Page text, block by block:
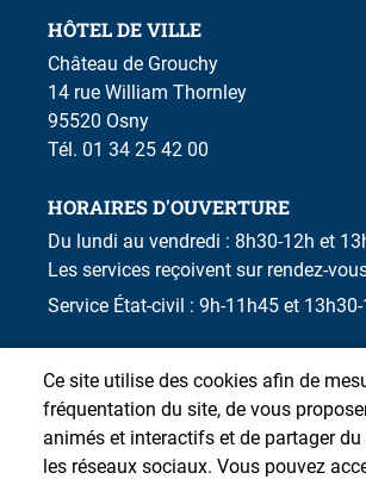
HÔTEL DE VILLE
Château de Grouchy
14 rue William Thornley
95520 Osny
Tél. 01 34 25 42 00
HORAIRES D'OUVERTURE
Du lundi au vendredi : 8h30-12h et
Les services reçoivent sur rendez-
Service État-civil : 9h-11h45 et
Ce site utilise des cookies afin de
fréquentation du site, de vous
animés et interactifs et de partager
les réseaux sociaux. Vous pouvez